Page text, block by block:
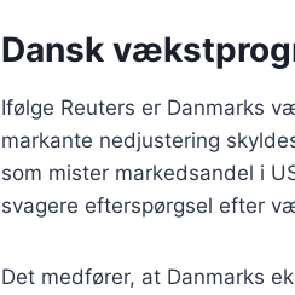
Dansk
Ifølge Reuters er Danmarks
markante nedjustering
som mister markedsandel i
svagere efterspørgsel efter
Det medfører, at Danmarks